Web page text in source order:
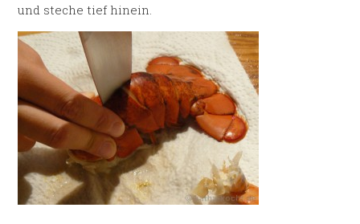
und steche tief hinein.